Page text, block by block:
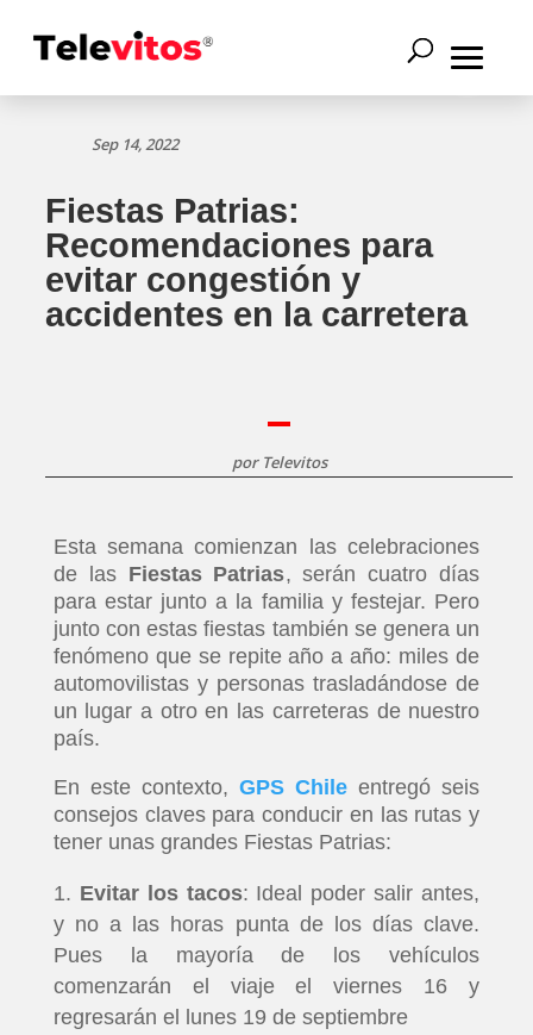
Sep 14, 2022
Fiestas Patrias:
Recomendaciones para
evitar congestión y
accidentes en la carretera
por Televitos
Esta semana comienzan las celebraciones
de las Fiestas Patrias, serán cuatro días
para estar junto a la familia y festejar. Pero
junto con estas fiestas también se genera un
fenómeno que se repite año a año: miles de
automovilistas y personas trasladándose de
un lugar a otro en las carreteras de nuestro
país.
En este contexto, GPS Chile entregó seis
consejos claves para conducir en las rutas y
tener unas grandes Fiestas Patrias:
Evitar los tacos: Ideal poder salir antes,
y no a las horas punta de los días clave.
Pues la mayoría de los vehículos
comenzarán el viaje el viernes 16 y
regresarán el lunes 19 de septiembre